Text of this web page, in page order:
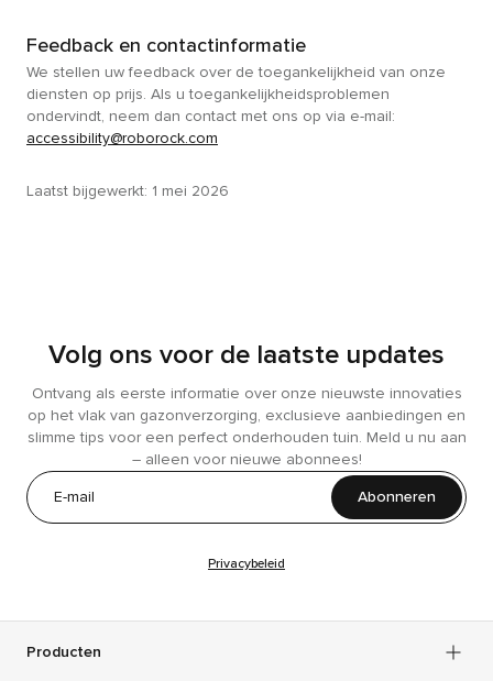
Feedback en contactinformatie
We stellen uw feedback over de toegankelijkheid van onze
diensten op prijs. Als u toegankelijkheidsproblemen
ondervindt, neem dan contact met ons op via e-mail:
accessibility@roborock.com
Laatst bijgewerkt: 1 mei 2026
Volg ons voor de laatste updates
Ontvang als eerste informatie over onze nieuwste innovaties
op het vlak van gazonverzorging, exclusieve aanbiedingen en
slimme tips voor een perfect onderhouden tuin. Meld u nu aan
– alleen voor nieuwe abonnees!
Abonneren
Privacybeleid
Producten